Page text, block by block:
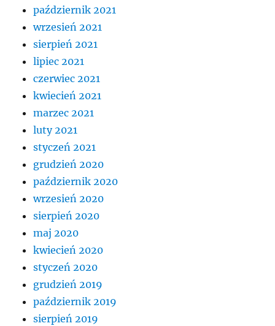
październik 2021
wrzesień 2021
sierpień 2021
lipiec 2021
czerwiec 2021
kwiecień 2021
marzec 2021
luty 2021
styczeń 2021
grudzień 2020
październik 2020
wrzesień 2020
sierpień 2020
maj 2020
kwiecień 2020
styczeń 2020
grudzień 2019
październik 2019
sierpień 2019